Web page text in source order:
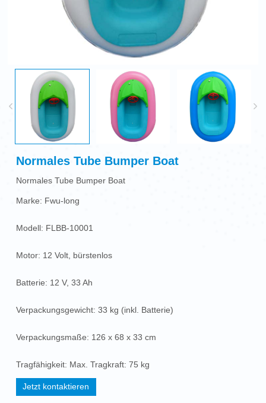
Normales Tube Bumper Boat
Normales Tube Bumper Boat
Marke: Fwu-long
Modell: FLBB-10001
Motor: 12 Volt, bürstenlos
Batterie: 12 V, 33 Ah
Verpackungsgewicht: 33 kg (inkl. Batterie)
Verpackungsmaße: 126 x 68 x 33 cm
Tragfähigkeit: Max. Tragkraft: 75 kg
Jetzt kontaktieren